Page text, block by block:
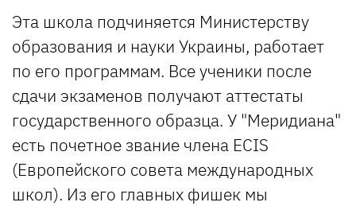
Эта школа подчиняется Министерству
образования и науки Украины, работает
по его программам. Все ученики после
сдачи экзаменов получают аттестаты
государственного образца. У "Меридиана"
есть почетное звание члена ECIS
(Европейского совета международных
школ). Из его главных фишек мы